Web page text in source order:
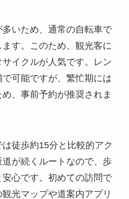
いため、通常の自転車で
す。このため、観光客に
イクルが人気です。レン
可能ですが、繁忙期には
、事前予約が推奨されま
徒歩約15分と比較的アク
が続くルートなので、歩
心です。初めての訪問で
光マップや道案内アプリ